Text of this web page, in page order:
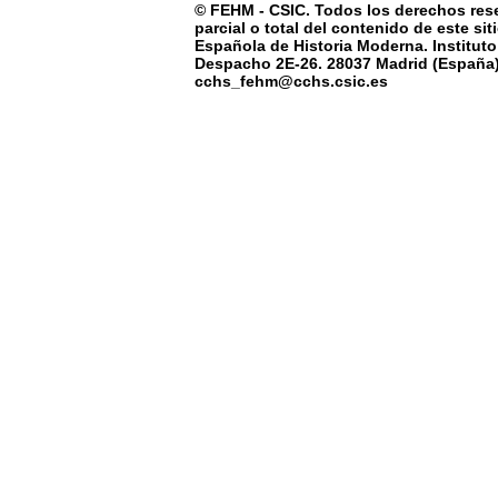
© FEHM - CSIC. Todos los derechos
parcial o total del contenido de este
Española de Historia Moderna. Instituto
Despacho 2E-26. 28037 Madrid
cchs_fehm@cchs.csic.es